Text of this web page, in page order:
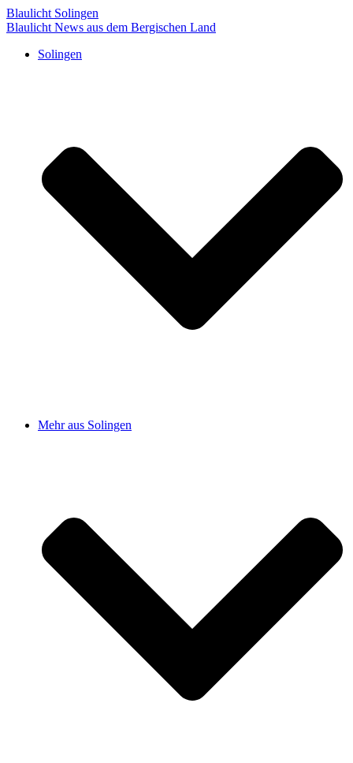
Blaulicht Solingen
Blaulicht News aus dem Bergischen Land
Solingen
Mehr aus Solingen